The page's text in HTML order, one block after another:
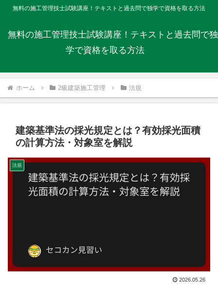
無料の施工管理技士試験講座！テキストと過去問で独学で資格を取る方法
無料の施工管理技士試験講座！テキストと過去問で独
学で資格を取る方法
ホーム 2級建築施工管理 法規
建築基準法の採光規定とは？有効採光面積
の計算方法・対象室を解説
法規
2026.05.26